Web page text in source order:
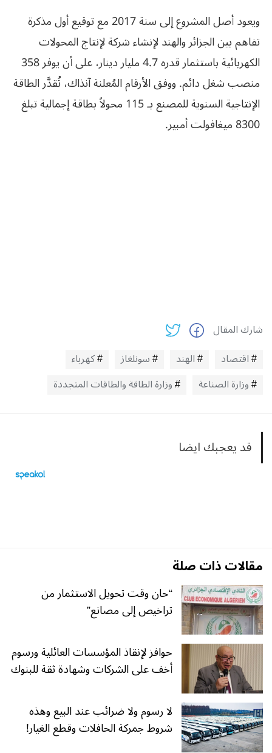
ويعود أصل المشروع إلى سنة 2017 مع توقيع أول مذكرة
تفاهم بين الجزائر والهند لإنشاء شركة لإنتاج المحولات
الكهربائية باستثمار قدره 4.7 مليار دينار، على أن يوفر 358
منصب شغل دائم. ووفق الأرقام المُعلنة آنذاك، تُقدَّر الطاقة
الإنتاجية السنوية للمصنع بـ 115 محولاً بطاقة إجمالية تبلغ
8300 ميغافولت أمبير.
شارك المقال
اقتصاد
الهند سونلغاز
كهرباء
وزارة الصناعة
وزارة الطاقة والطاقات المتجددة
قد يعجبك ايضا
مقالات ذات صلة
“حان وقت تحويل الاستثمار من
تراخيص إلى مصانع”
حوافز لإنقاذ المؤسسات العائلية ورسوم
أخف على الشركات وشهادة ثقة للبنوك
لا رسوم ولا ضرائب عند البيع وهذه
شروط جمركة الحافلات وقطع الغيار!